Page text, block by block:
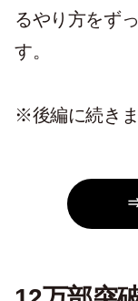
るやり方をず
す。
※後編に続きま